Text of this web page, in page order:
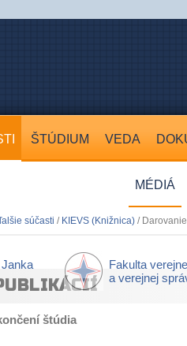
ŠTÚDIUM VEDA
MÉDIÁ
súčasti / KIEVS (Knižnica) /
Fakulta
a verejnej
štúdia